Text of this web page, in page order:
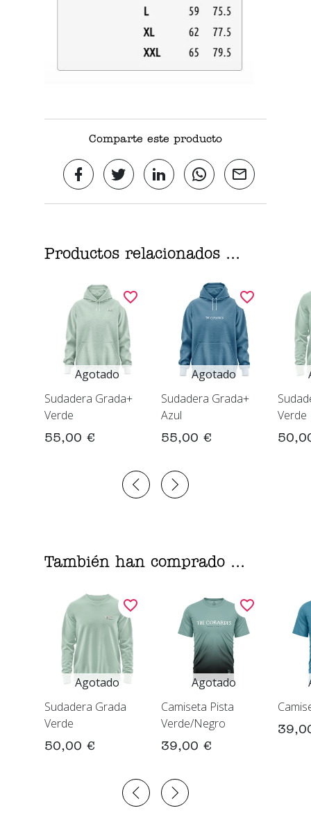
Comparte este producto
Productos relacionados ...
Agotado
Sudadera Grada+
Verde
55,00 €
Agotado
Sudadera Grada+
Azul
55,00 €
Verde
También han comprado ...
Agotado
Sudadera Grada
Verde
50,00 €
Agotado
Camiseta Pista
Verde/Negro
39,00 €